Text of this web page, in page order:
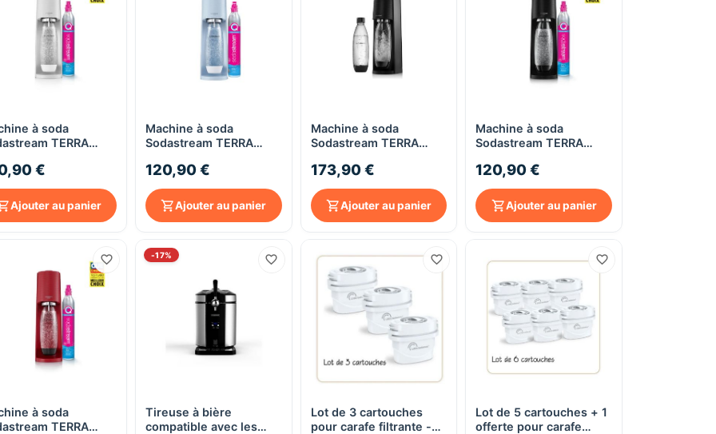
Aperçu rapide
à soda
TERRA
nomade 1L
€
Ajouter au panier
Aperçu rapide
Machine à soda
Sodastream TERRA
nomade 1L
120,90 €
Ajouter au panier
Aperçu rapide
Machine à soda
Sodastream TERRA
vaisselle - avec 2
bouteilles nomades 1L
173,90 €
Ajouter au panier
Aperçu rapide
Machine à soda
Sodastream TERRA
nomade 1L
120,90 €
Ajouter au panier
Aperçu rapide
à soda
TERRA
-17%
Aperçu rapide
Tireuse à bière
compatible avec les
Aperçu rapide
Lot de 3 cartouches
pour carafe filtrante -
Aperçu rapide
Lot de 5 cartouches + 1
offerte pour carafe